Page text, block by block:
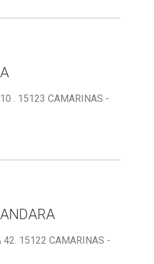
. 15123 CAMARINAS -
42. 15122 CAMARINAS -